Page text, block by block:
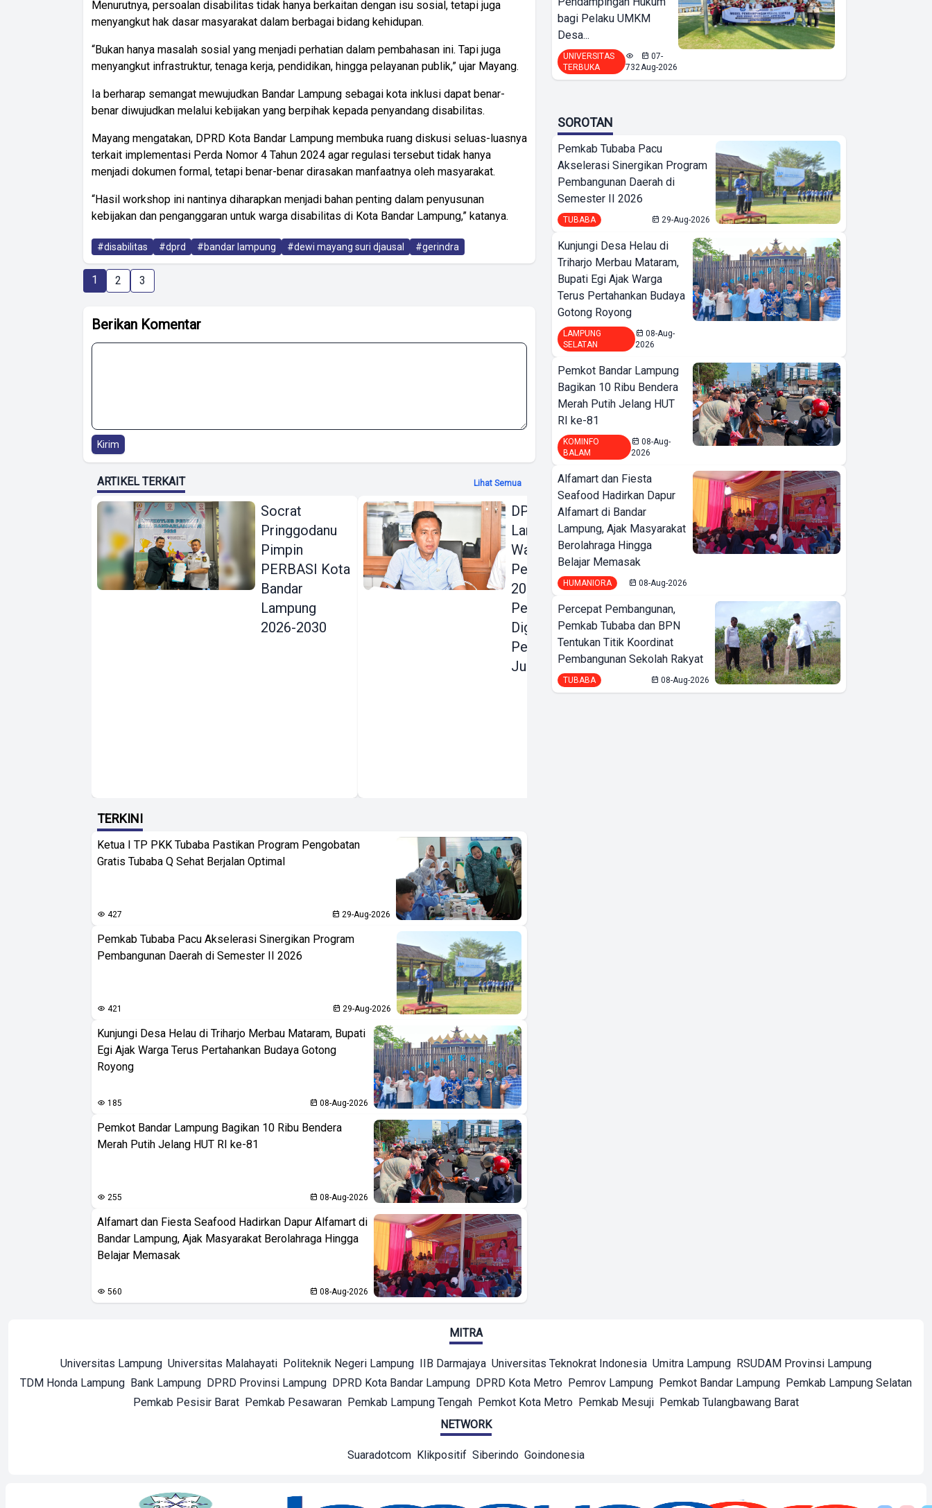
Menurutnya, persoalan disabilitas tidak hanya berkaitan dengan isu sosial, tetapi juga
menyangkut hak dasar masyarakat dalam berbagai bidang kehidupan.
“Bukan hanya masalah sosial yang menjadi perhatian dalam pembahasan ini. Tapi juga
menyangkut infrastruktur, tenaga kerja, pendidikan, hingga pelayanan publik,” ujar Mayang.
Ia berharap semangat mewujudkan Bandar Lampung sebagai kota inklusi dapat benar-
benar diwujudkan melalui kebijakan yang berpihak kepada penyandang disabilitas.
Mayang mengatakan, DPRD Kota Bandar Lampung membuka ruang diskusi seluas-luasnya
terkait implementasi Perda Nomor 4 Tahun 2024 agar regulasi tersebut tidak hanya
menjadi dokumen formal, tetapi benar-benar dirasakan manfaatnya oleh masyarakat.
“Hasil workshop ini nantinya diharapkan menjadi bahan penting dalam penyusunan
kebijakan dan penganggaran untuk warga disabilitas di Kota Bandar Lampung,” katanya.
#disabilitas #dprd #bandar lampung #dewi mayang suri djausal #gerindra
1 2 3
Berikan Komentar
Kirim
ARTIKEL TERKAIT Lihat Semua
Socrat
Pringgodanu
Pimpin
PERBASI Kota
Bandar
Lampung
2026-2030
DPRD Bandar
Lampung Beri
Warning Keras
Perubahan KUA
2026:
Pendapatan
Digenjot, Belanja
Pembangunan
Justru Dipangkas
SEAMEO
BIOTROP
Gelar National
Circular
Economy
Seminar
Dukung
Pertanian
TERKINI
Ketua I TP PKK Tubaba Pastikan Program Pengobatan
Gratis Tubaba Q Sehat Berjalan Optimal
427 29-Aug-2026
Pemkab Tubaba Pacu Akselerasi Sinergikan Program
Pembangunan Daerah di Semester II 2026
421 29-Aug-2026
Kunjungi Desa Helau di Triharjo Merbau Mataram, Bupati
Egi Ajak Warga Terus Pertahankan Budaya Gotong
Royong
185 08-Aug-2026
Pemkot Bandar Lampung Bagikan 10 Ribu Bendera
Merah Putih Jelang HUT RI ke-81
255 08-Aug-2026
Alfamart dan Fiesta Seafood Hadirkan Dapur Alfamart di
Bandar Lampung, Ajak Masyarakat Berolahraga Hingga
Belajar Memasak
560 08-Aug-2026
bagi Pelaku UMKM
Desa...
UNIVERSITAS
TERBUKA
732
07-
Aug-2026
SOROTAN
Pemkab Tubaba Pacu
Akselerasi Sinergikan Program
Pembangunan Daerah di
Semester II 2026
TUBABA 29-Aug-2026
Kunjungi Desa Helau di
Triharjo Merbau Mataram,
Bupati Egi Ajak Warga
Terus Pertahankan Budaya
Gotong Royong
LAMPUNG
SELATAN
08-Aug-
2026
Pemkot Bandar Lampung
Bagikan 10 Ribu Bendera
Merah Putih Jelang HUT
RI ke-81
KOMINFO
BALAM
08-Aug-
2026
Alfamart dan Fiesta
Seafood Hadirkan Dapur
Alfamart di Bandar
Lampung, Ajak Masyarakat
Berolahraga Hingga
Belajar Memasak
HUMANIORA 08-Aug-2026
Percepat Pembangunan,
Pemkab Tubaba dan BPN
Tentukan Titik Koordinat
Pembangunan Sekolah Rakyat
TUBABA 08-Aug-2026
MITRA
Universitas Lampung Universitas Malahayati Politeknik Negeri Lampung IIB Darmajaya Universitas Teknokrat Indonesia Umitra Lampung RSUDAM Provinsi Lampung
TDM Honda Lampung Bank Lampung DPRD Provinsi Lampung DPRD Kota Bandar Lampung DPRD Kota Metro Pemrov Lampung Pemkot Bandar Lampung Pemkab Lampung Selatan
Pemkab Pesisir Barat Pemkab Pesawaran Pemkab Lampung Tengah Pemkot Kota Metro Pemkab Mesuji Pemkab Tulangbawang Barat
NETWORK
Suaradotcom Klikpositif Siberindo Goindonesia